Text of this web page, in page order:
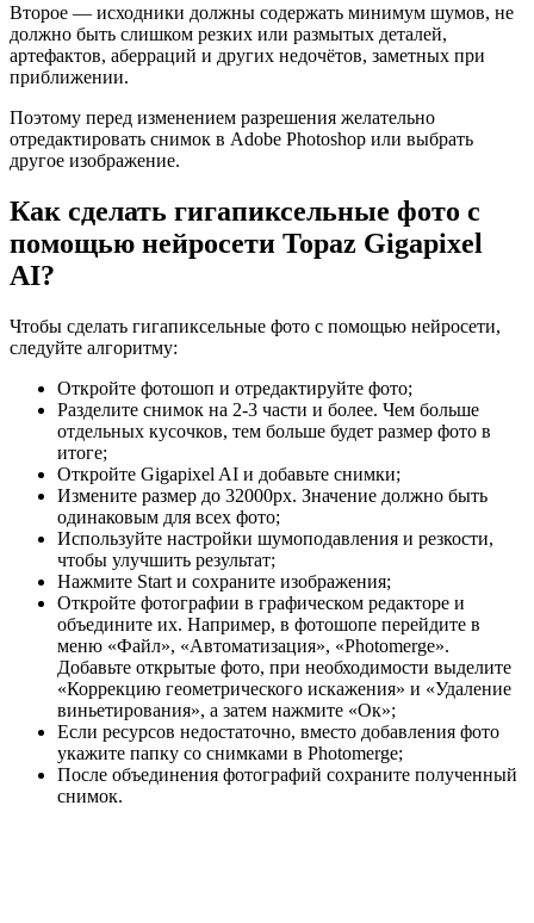
Второе — исходники должны содержать минимум шумов, не
должно быть слишком резких или размытых деталей,
артефактов, аберраций и других недочётов, заметных при
приближении.
Поэтому перед изменением разрешения желательно
отредактировать снимок в Adobe Photoshop или выбрать
другое изображение.
Как сделать гигапиксельные фото с
помощью нейросети Topaz Gigapixel
AI?
Чтобы сделать гигапиксельные фото с помощью нейросети,
следуйте алгоритму:
Откройте фотошоп и отредактируйте фото;
Разделите снимок на 2-3 части и более. Чем больше
отдельных кусочков, тем больше будет размер фото в
итоге;
Откройте Gigapixel AI и добавьте снимки;
Измените размер до 32000px. Значение должно быть
одинаковым для всех фото;
Используйте настройки шумоподавления и резкости,
чтобы улучшить результат;
Нажмите Start и сохраните изображения;
Откройте фотографии в графическом редакторе и
объедините их. Например, в фотошопе перейдите в
меню «Файл», «Автоматизация», «Photomerge».
Добавьте открытые фото, при необходимости выделите
«Коррекцию геометрического искажения» и «Удаление
виньетирования», а затем нажмите «Ок»;
Если ресурсов недостаточно, вместо добавления фото
укажите папку со снимками в Photomerge;
После объединения фотографий сохраните полученный
снимок.